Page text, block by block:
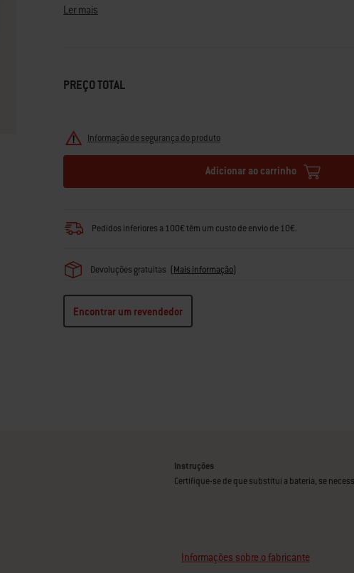
aDúvidas? A nossa equipa de especialistas em grelhadores está aqui
Ler mais
PREÇO TOTAL
Informação de segurança do produto
Adicionar ao carrinho
Pedidos inferiores a 100€ têm um custo de envio de 10€.
Devoluções gratuitas (Mais informação)
Encontrar um revendedor
Instruções
Certifique-se de que substitui a bateria, se
Informações sobre o fabricante